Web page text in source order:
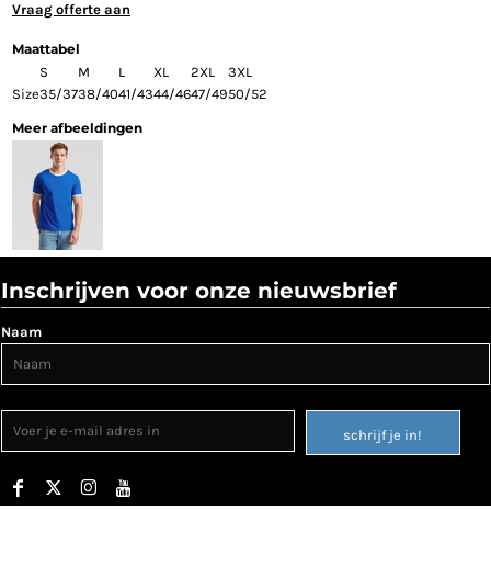
Vraag offerte aan
Maattabel
S
M L XL 2XL
3XL
Size35/3738/4041/4344/4647/4950/52
Meer afbeeldingen
Inschrijven voor onze nieuwsbrief
Naam
schrijf je in!